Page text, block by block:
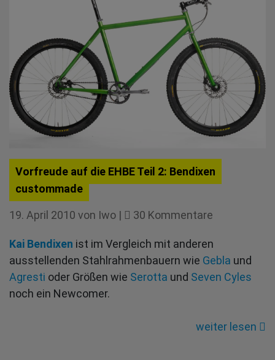
Vorfreude auf die EHBE Teil 2: Bendixen
custommade
19. April 2010 von Iwo | 30 Kommentare
auf
die
EHBE
Bendixen
Kai Bendixen ist im Vergleich mit anderen
ausstellenden Stahlrahmenbauern wie Gebla und
Agresti oder Größen wie Serotta und Seven Cyles
noch ein Newcomer.
weiter lesen